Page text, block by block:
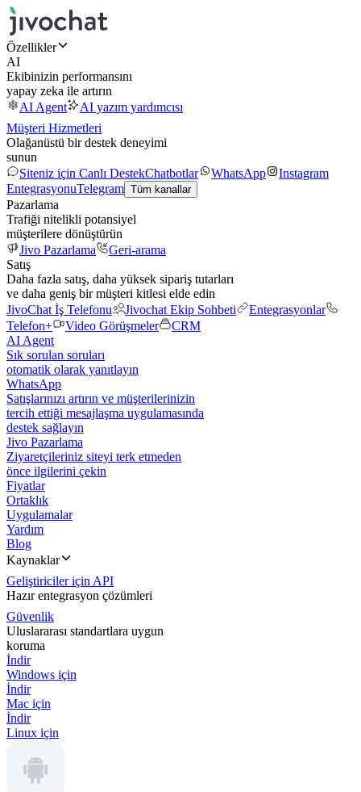
Özellikler
AI
Ekibinizin performansını
yapay zeka ile artırın
AI Agent
AI yazım yardımcısı
Müşteri Hizmetleri
Olağanüstü bir destek deneyimi
sunun
Siteniz için Canlı DestekChatbotlar WhatsApp
Instagram
EntegrasyonuTelegram Tüm kanallar
Pazarlama
Trafiği nitelikli potansiyel
müşterilere dönüştürün
Jivo Pazarlama
Geri-arama
Satış
Daha fazla satış, daha yüksek sipariş tutarları
ve daha geniş bir müşteri kitlesi elde edin
JivoChat İş Telefonu
Jivochat Ekip Sohbeti
Entegrasyonlar
Telefon+
Video Görüşmeler
CRM
AI Agent
Sık sorulan soruları
otomatik olarak yanıtlayın
WhatsApp
Satışlarınızı artırın ve müşterilerinizin
tercih ettiği mesajlaşma uygulamasında
destek sağlayın
Jivo Pazarlama
Ziyaretçileriniz siteyi terk etmeden
önce ilgilerini çekin
Fiyatlar
Ortaklık
Uygulamalar
Yardım
Blog
Kaynaklar
Geliştiriciler için API
Hazır entegrasyon çözümleri
Güvenlik
Uluslararası standartlara uygun
koruma
İndir
Windows için
İndir
Mac için
İndir
Linux için